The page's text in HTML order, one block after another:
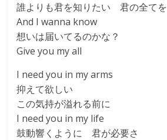
誰よりも君を知りたい 君の全てを
And I wanna know
想いは届いてるのかな？
Give you my all
I need you in my arms
抑えて欲しい
この気持が溢れる前に
I need you in my life
鼓動響くように 君が必要さ